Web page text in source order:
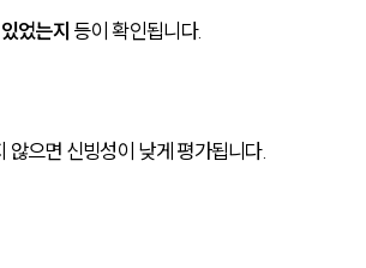
었는지 등이 확인됩니다.
으면 신빙성이 낮게 평가됩니다.